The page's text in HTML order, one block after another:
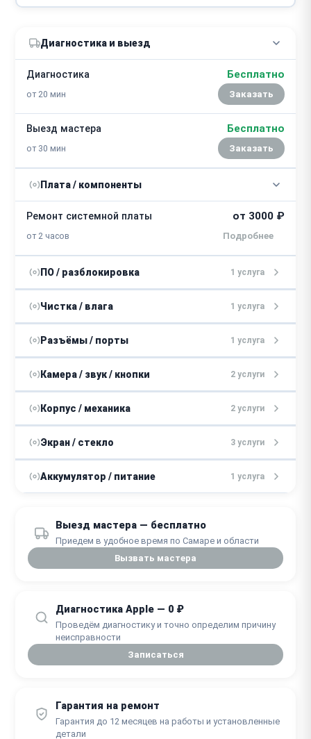
Диагностика и выезд
Диагностика
от 20 мин
Бесплатно
Заказать
Выезд мастера
от 30 мин
Бесплатно
Заказать
Плата / компоненты
Ремонт системной платы
от 2 часов
от 3000 ₽
ПО / разблокировка 1 услуга
Прошивка
30 минут
от 1000 ₽
Чистка / влага 1 услуга
Восстановление после попадания
влаги
от 2500 ₽
Разъёмы / порты 1 услуга
Замена разъема зарядки
2 часа
от 2000 ₽
Камера / звук / кнопки 2 услуги
Замена динамика / микрофона
1 час
от 1800 ₽
Замена кнопок управления
40 минут
от 1500 ₽
Корпус / механика 2 услуги
Замена задней крышки
30 минут
от 1500 ₽
Ремонт / замена ремешка от 100 ₽
Экран / стекло 3 услуги
Замена защитного стекла
30 минут
от 1000 ₽
Замена стекла
40 минут
Аккумулятор / питание 1 услуга
40 минутВыезд мастера — бесплатно
Приедем в удобное время по Самаре и области
Вызвать мастера
Диагностика Apple — 0 ₽
Проведём диагностику и точно определим причину
неисправности
Записаться
Гарантия на ремонт
Гарантия до 12 месяцев на работы и установленные
детали